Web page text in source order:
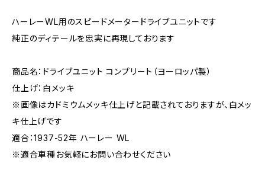
ハーレーWL用のスピードメータードライブユニットです
純正のディテールを忠実に再現しております
商品名：ドライブユニット コンプリート（ヨーロッパ製）
仕上げ：白メッキ
※画像はカドミウムメッキ仕上げと記載されておりますが、白メッ
キ仕上げです
適合：1937-52年 ハーレー WL
※適合車種お気軽にお問い合わせください